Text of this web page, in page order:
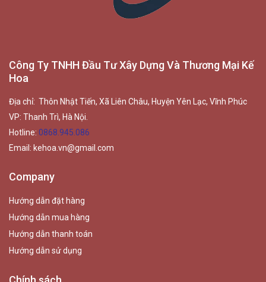
Công Ty TNHH Đầu Tư Xây Dựng Và Thương Mại Kế
Hoa
Địa chỉ: Thôn Nhật Tiến, Xã Liên Châu, Huyện Yên Lạc, Vĩnh Phúc
VP: Thanh Trì, Hà Nội.
Hotline: 0868.945.086
Email: kehoa.vn@gmail.com
Company
Hướng dẫn đặt hàng
Hướng dẫn mua hàng
Hướng dẫn thanh toán
Hướng dẫn sử dụng